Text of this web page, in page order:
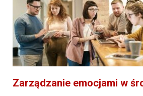
Zarządzanie emocjami w